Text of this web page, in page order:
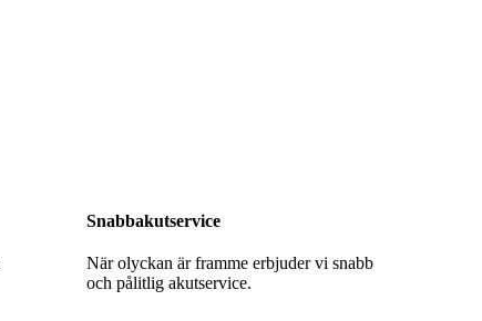
Snabbakutservice
När olyckan är framme erbjuder vi snabb
och pålitlig akutservice.